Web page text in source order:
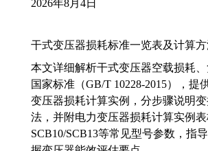
2026年8月4日
干式变压器损耗标准一览表及计算
本文详细解析干式变压器空载损耗
国家标准（GB/T 10228-2015），提
变压器损耗计算实例，分步骤说明
法，并附电力变压器损耗计算实例
SCB10/SCB13等常见型号参数，指